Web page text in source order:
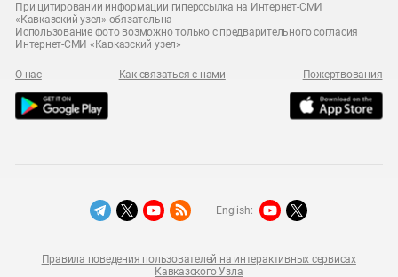
При цитировании информации гиперссылка на Интернет-СМИ
«Кавказский узел» обязательна
Использование фото возможно только с предварительного согласия
Интернет-СМИ «Кавказский узел»
О нас Как связаться с нами Пожертвования
Правила поведения пользователей на интерактивных сервисах
Кавказского Узла
English: